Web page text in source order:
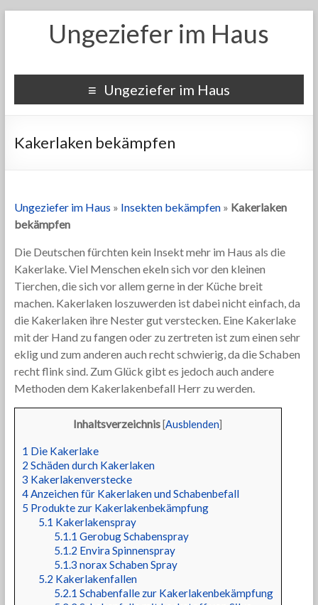
Ungeziefer im Haus
Ungeziefer im Haus
Kakerlaken bekämpfen
Ungeziefer im Haus » Insekten bekämpfen» Kakerlaken
bekämpfen
Die Deutschen fürchten kein Insekt mehr im Haus als die
Kakerlake. Viel Menschen ekeln sich vor den kleinen
Tierchen, die sich vor allem gerne in der Küche breit
machen. Kakerlaken loszuwerden ist dabei nicht einfach, da
die Kakerlaken ihre Nester gut verstecken. Eine Kakerlake
mit der Hand zu fangen oder zu zertreten ist zum einen sehr
eklig und zum anderen auch recht schwierig, da die Schaben
recht flink sind. Zum Glück gibt es jedoch auch andere
Methoden dem Kakerlakenbefall Herr zu werden.
Inhaltsverzeichnis [Ausblenden]
1 Die Kakerlake
2 Schäden durch Kakerlaken
3 Kakerlakenverstecke
4Anzeichen für Kakerlaken und Schabenbefall
5 Produkte zur Kakerlakenbekämpfung
5.1 Kakerlakenspray
5.1.1 Gerobug Schabenspray
5.1.2 Envira Spinnenspray
5.1.3 norax Schaben Spray
5.2 Kakerlakenfallen
5.2.1 Schabenfalle zur Kakerlakenbekämpfung